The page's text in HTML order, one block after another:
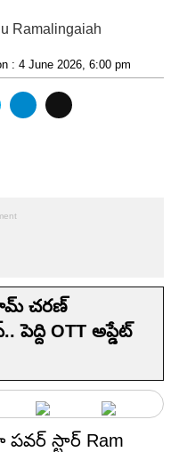
Ramalingaiah
: 4 June 2026, 6:00 pm
రామ్ చరణ్
పెద్ది OTT అప్డేట్
పవర్ స్టార్ Ram